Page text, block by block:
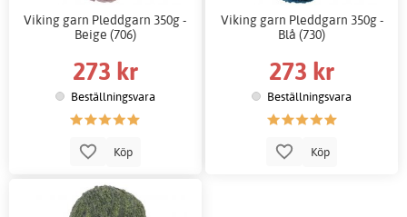
Viking garn Pleddgarn 350g -
Beige (706)
273 kr
Beställningsvara
Köp
Viking garn Pleddgarn 350g -
Blå (730)
273 kr
Beställningsvara
Köp